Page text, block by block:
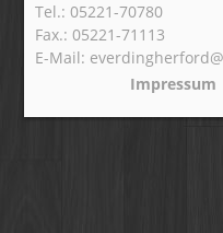
Tel.: 05221-70780
Fax.: 05221-71113
E-Mail:
Impressum